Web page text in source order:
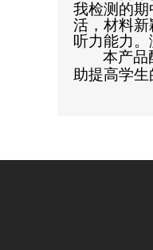
我检测的
活，材料
听力能力
本产品
助提高学